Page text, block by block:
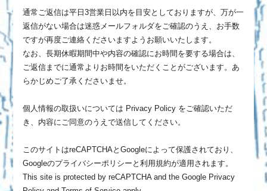
通常ご返信は平日3営業日以内を目安としておりますが、万が一
返信がない場合は迷惑メールフォルダをご確認のうえ、お手数
ですが再度ご連絡くださいますようお願いいたします。
なお、長期休暇期間中や内容の確認にお時間を要する場合は、
ご返信までに通常よりお時間をいただくことがございます。あ
らかじめご了承くださいませ。
個人情報の取扱いについては Privacy Policy をご確認いただ
き、内容にご同意のうえで送信してください。
このサイトはreCAPTCHAとGoogleによって保護されており、
Googleのプライバシーポリシーと利用規約が適用されます。
This site is protected by reCAPTCHA and the Google Privacy